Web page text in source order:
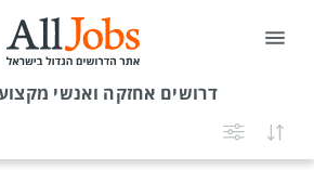
דרושים אחזקה ואנשי